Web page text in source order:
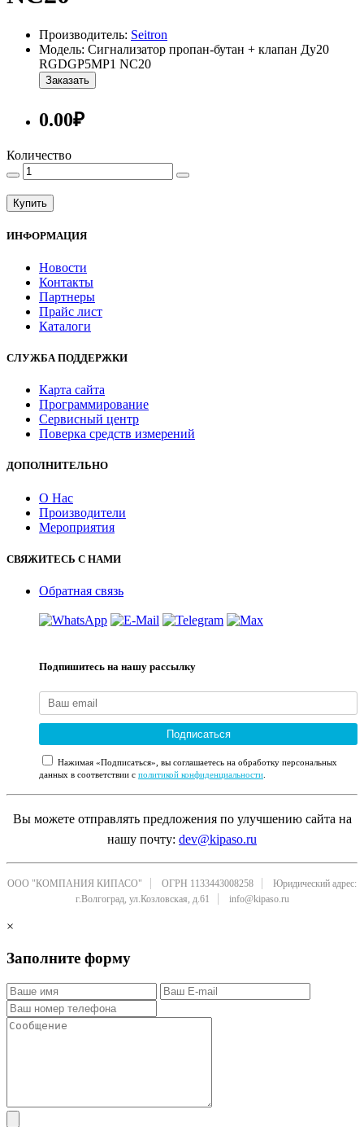
Производитель: Seitron
Модель: Сигнализатор пропан-бутан + клапан Ду20
RGDGP5MP1 NС20
Заказать
0.00₽
Количество
Купить
ИНФОРМАЦИЯ
Новости
Контакты
Партнеры
Прайс лист
Каталоги
СЛУЖБА ПОДДЕРЖКИ
Карта сайта
Программирование
Сервисный центр
Поверка средств измерений
ДОПОЛНИТЕЛЬНО
О Нас
Производители
Мероприятия
СВЯЖИТЕСЬ С НАМИ
Обратная связь
Подпишитесь на нашу рассылку
Подписаться
Нажимая «Подписаться», вы соглашаетесь на обработку персональных
данных в соответствии с политикой конфиденциальности
Вы можете отправлять предложения по улучшению сайта на
нашу почту: dev@kipaso.ru
ООО "КОМПАНИЯ КИПАСО" ОГРН 1133443008258
Юридический адрес:
г.Волгоград, ул.Козловская, д.61
info@kipaso.ru
×
Заполните форму